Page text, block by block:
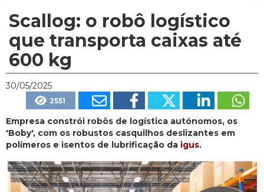
Scallog: o robô logístico
que transporta caixas até
600 kg
30/05/2025
2551
Empresa constrói robôs de logística autónomos, os
'Boby', com os robustos casquilhos deslizantes em
polímeros e isentos de lubrificação da igus.